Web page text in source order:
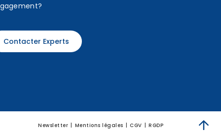
Contacter Experts
Newsletter Mentions légales CGV RGDP